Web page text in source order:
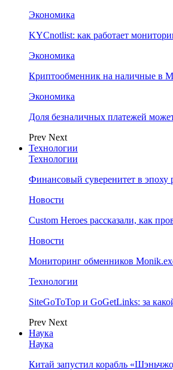
Экономика
KYCnotlist: как работает
Экономика
Криптообменник на наличные в
Экономика
Доля безналичных платежей
Prev Next
Технологии
Технологии
Финансовый суверенитет в эпоху
Новости
Custom Heroes рассказали, как
Новости
Мониторинг обменников
Технологии
SiteGoToTop и GoGetLinks: за
Prev Next
Наука
Наука
Китай запустил корабль